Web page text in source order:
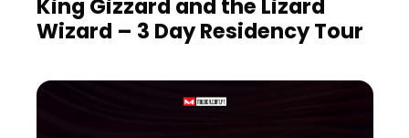
King Gizzard and the Lizard
Wizard – 3 Day Residency Tour